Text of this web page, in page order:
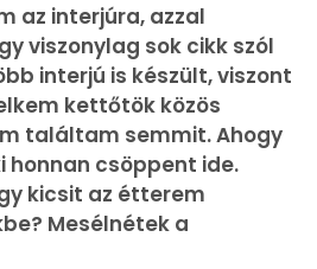
az interjúra, azzal
viszonylag sok cikk szól
interjú is készült, viszont
kettőtök közös
találtam semmit. Ahogy
honnan csöppent ide.
kicsit az étterem
Mesélnétek a